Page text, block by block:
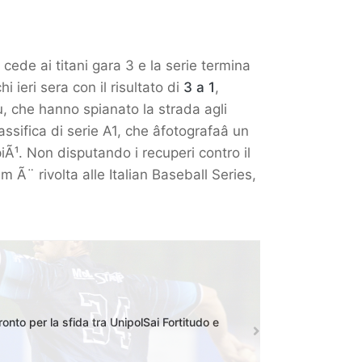
cede ai titani gara 3 e la serie termina
ieri sera con il risultato di 3 a 1,
che hanno spianato la strada agli
di serie A1, che âfotografaâ un
Non disputando i recuperi contro il
Ã¨ rivolta alle Italian Baseball Series,
per la sfida tra UnipolSai Fortitudo e